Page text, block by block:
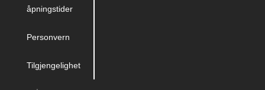
åpningstider
Personvern
Tilgjengelighet